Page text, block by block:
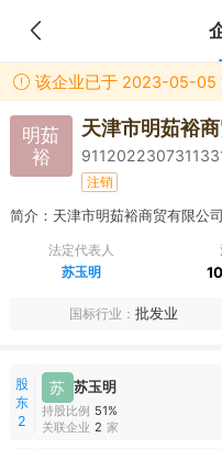
该企业已于 2023-05-05
明茹
裕
天津市明茹裕
注销
法定代表人
苏玉明
国标行业 批发业
股
东
2
苏 苏玉明
持股比例 51%
关联企业 2 家